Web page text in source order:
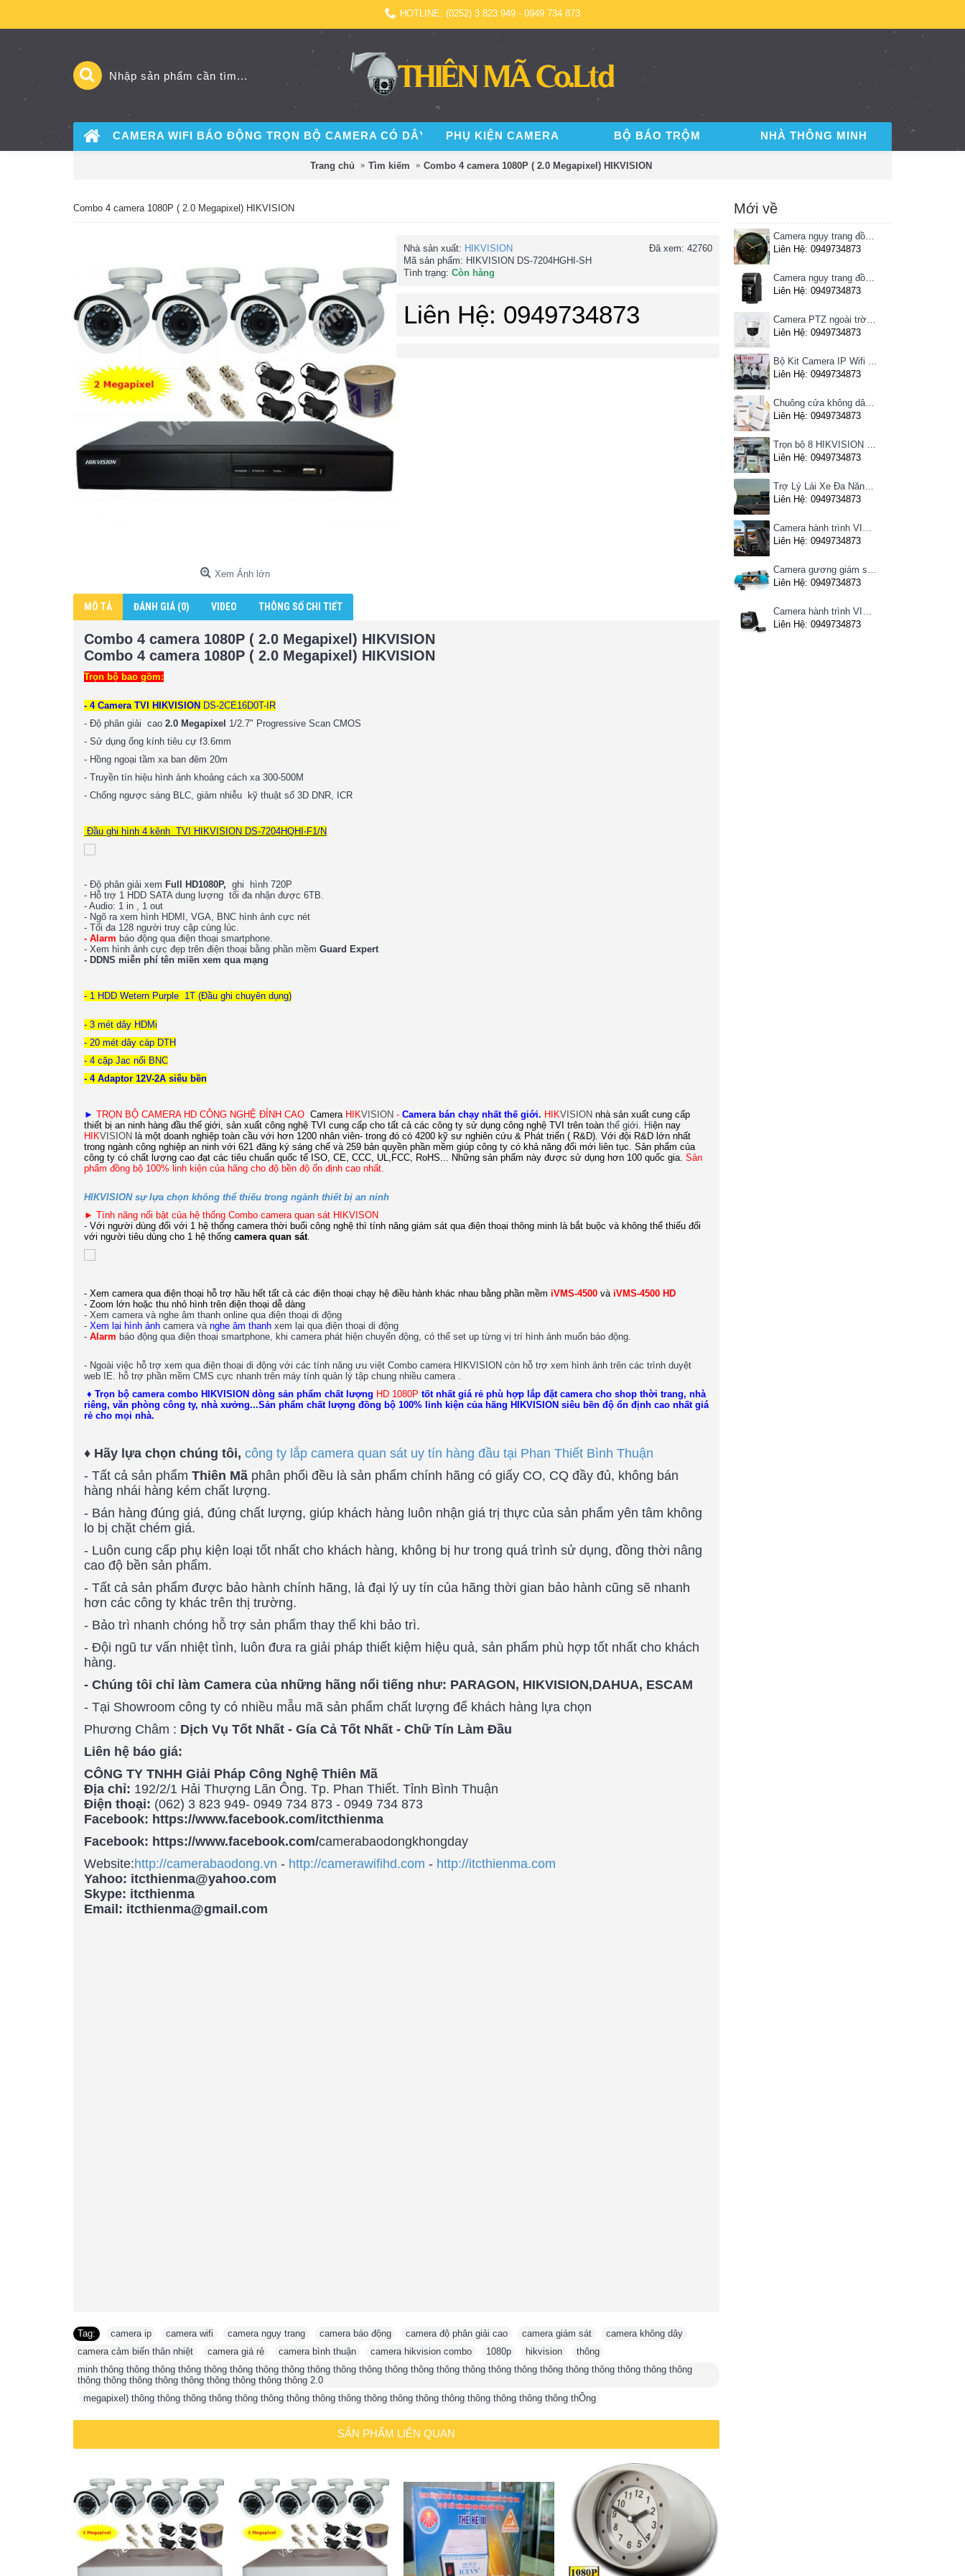
HOTLINE: (0252) 3 823 949 - 0949 734 873
CAMERA WIFI BÁO ĐỘNG TRỌN BỘ CAMERA CÓ DÂY PHỤ KIỆN CAMERA BỘ BÁO TRỘM NHÀ THÔNG MINH
Trang chủ Tìm kiếm Combo 4 camera 1080P ( 2.0 Megapixel) HIKVISION
Mới về
Camera ngụy trang đồng hồ treo tường
Liên Hệ: 0949734873
Camera ngụy trang đồng hồ để bàn
Liên Hệ: 0949734873
Camera PTZ ngoài trời Imou 4MP
Liên Hệ: 0949734873
Bộ Kit Camera IP Wifi HIKVISION
Liên Hệ: 0949734873
Chuông cửa không dây Pingron
Liên Hệ: 0949734873
Trọn bộ 8 HIKVISION giá rẻ
Liên Hệ: 0949734873
Trợ Lý Lái Xe Đa Năng Phiên Bản Màn Hình Taplo Tự Động
Liên Hệ: 0949734873
Camera hành trình VIETMAP C63 - Ghi hình phía trước, kết nối Wifi
Liên Hệ: 0949734873
Camera gương giám sát hành trình VIETMAP iDVR P1 định vị trực tuyến, kết nối cam lùi, Hotspot 3G
Liên Hệ: 0949734873
Camera hành trình VIETMAP C62- Ghi hình trước sau, kết nối Wifi
Liên Hệ: 0949734873
Combo 4 camera 1080P ( 2.0 Megapixel) HIKVISION
Xem Ảnh lớn
Đã xem: 42760
Nhà sản xuất: HIKVISION
Mã sản phẩm: HIKVISION DS-7204HGHI-SH
Tình trạng: Còn hàng
Liên Hệ: 0949734873
MÔ TẢ ĐÁNH GIÁ (0) VIDEO THÔNG SỐ CHI TIẾT
Combo 4 camera 1080P ( 2.0 Megapixel) HIKVISION
Combo 4 camera 1080P ( 2.0 Megapixel) HIKVISION
Trọn bộ bao gồm:
- 4 Camera TVI HIKVISION DS-2CE16D0T-IR
- Độ phân giải cao 2.0 Megapixel 1/2.7" Progressive Scan CMOS
- Sử dụng ống kính tiêu cự f3.6mm
- Hồng ngoại tầm xa ban đêm 20m
- Truyền tín hiệu hình ảnh khoảng cách xa 300-500M
- Chống ngược sáng BLC, giảm nhiễu kỹ thuật số 3D DNR, ICR
Đầu ghi hình 4 kênh TVI HIKVISION DS-7204HQHI-F1/N
- Độ phân giải xem Full HD1080P, ghi hình 720P
- Hỗ trợ 1 HDD SATA dung lượng tối đa nhận được 6TB.
- Audio: 1 in , 1 out
- Ngõ ra xem hình HDMI, VGA, BNC hình ảnh cực nét
- Tối đa 128 người truy cập cùng lúc.
- Alarm báo động qua điện thoại smartphone.
- Xem hình ảnh cực đẹp trên điện thoại bằng phần mềm Guard Expert
- DDNS miễn phí tên miền xem qua mạng
- 1 HDD Wetern Purple 1T (Đầu ghi chuyên dụng)
- 3 mét dây HDMi
- 20 mét dây cáp DTH
- 4 cặp Jac nối BNC
- 4 Adaptor 12V-2A siêu bền
► TRỌN BỘ CAMERA HD CÔNG NGHỆ ĐỈNH CAO Camera HIKVISION - Camera bán chạy nhất thế giới. HIKVISION nhà sản xuất cung cấp
thiết bị an ninh hàng đầu thế giới, sản xuất công nghệ TVI cung cấp cho tất cả các công ty sử dụng công nghệ TVI trên toàn thế giới. Hiện nay
HIKVISION là một doanh nghiệp toàn cầu với hơn 1200 nhân viên- trong đó có 4200 kỹ sư nghiên cứu & Phát triển ( R&D). Với đội R&D lớn nhất
trong ngành công nghiệp an ninh với 621 đăng ký sáng chế và 259 bản quyền phần mềm giúp công ty có khả năng đổi mới liên tục. Sản phẩm của
công ty có chất lượng cao đạt các tiêu chuẩn quốc tế ISO, CE, CCC, UL,FCC, RoHS... Những sản phẩm này được sử dụng hơn 100 quốc gia. Sản
phẩm đồng bộ 100% linh kiện của hãng cho độ bền độ ổn định cao nhất.
HIKVISION sự lựa chọn không thể thiếu trong ngành thiết bị an ninh
► Tình năng nổi bật của hệ thống Combo camera quan sát HIKVISON
- Với người dùng đối với 1 hệ thống camera thời buổi công nghệ thì tính năng giám sát qua điện thoại thông minh là bắt buộc và không thể thiếu đối
với người tiêu dùng cho 1 hệ thống camera quan sát.
- Xem camera qua điện thoại hỗ trợ hầu hết tất cả các điện thoại chạy hệ điều hành khác nhau bằng phần mềm iVMS-4500 vàiVMS-4500 HD
- Zoom lớn hoặc thu nhỏ hình trên điện thoại dễ dàng
- Xem camera và nghe âm thanh online qua điện thoại di động
- Xem lại hình ảnh camera và nghe âm thanh xem lại qua điện thoại di động
- Alarm báo động qua điện thoại smartphone, khi camera phát hiện chuyển động, có thể set up từng vị trí hình ảnh muốn báo động.
- Ngoài việc hỗ trợ xem qua điện thoại di động với các tính năng ưu việt Combo camera HIKVISION còn hỗ trợ xem hình ảnh trên các trình duyệt
web IE. hỗ trợ phần mềm CMS cực nhanh trên máy tính quản lý tập chung nhiều camera .
♦ Trọn bộ camera combo HIKVISION dòng sản phẩm chất lượng HD 1080P tốt nhất giá rẻ phù hợp lắp đặt camera cho shop thời trang, nhà
riêng, văn phòng công ty, nhà xưởng...Sản phẩm chất lượng đồng bộ 100% linh kiện của hãng HIKVISION siêu bền độ ổn định cao nhất giá
rẻ cho mọi nhà.
♦ Hãy lựa chọn chúng tôi, công ty lắp camera quan sát uy tín hàng đầu tại Phan Thiết Bình Thuận
- Tất cả sản phẩm Thiên Mã phân phối đều là sản phẩm chính hãng có giấy CO, CQ đầy đủ, không bán
hàng nhái hàng kém chất lượng.
- Bán hàng đúng giá, đúng chất lượng, giúp khách hàng luôn nhận giá trị thực của sản phẩm yên tâm không
lo bị chặt chém giá.
- Luôn cung cấp phụ kiện loại tốt nhất cho khách hàng, không bị hư trong quá trình sử dụng, đồng thời nâng
cao độ bền sản phẩm.
- Tất cả sản phẩm được bảo hành chính hãng, là đại lý uy tín của hãng thời gian bảo hành cũng sẽ nhanh
hơn các công ty khác trên thị trường.
- Bảo trì nhanh chóng hỗ trợ sản phẩm thay thế khi bảo trì.
- Đội ngũ tư vấn nhiệt tình, luôn đưa ra giải pháp thiết kiệm hiệu quả, sản phẩm phù hợp tốt nhất cho khách
hàng.
- Chúng tôi chỉ làm Camera của những hãng nổi tiếng như: PARAGON, HIKVISION,DAHUA, ESCAM
- Tại Showroom công ty có nhiều mẫu mã sản phẩm chất lượng để khách hàng lựa chọn
Phương Châm : Dịch Vụ Tốt Nhất - Gía Cả Tốt Nhất - Chữ Tín Làm Đầu
Liên hệ báo giá:
CÔNG TY TNHH Giải Pháp Công Nghệ Thiên Mã
Địa chỉ: 192/2/1 Hải Thượng Lãn Ông. Tp. Phan Thiết. Tỉnh Bình Thuận
Điện thoại: (062) 3 823 949- 0949 734 873 - 0949 734 873
Facebook: https://www.facebook.com/itcthienma
Facebook: https://www.facebook.com/camerabaodongkhongday
Website:http://camerabaodong.vn - http://camerawifihd.com - http://itcthienma.com
Yahoo: itcthienma@yahoo.com
Skype: itcthienma
Email: itcthienma@gmail.com
Tag: camera ip camera wifi camera ngụy trang camera báo động camera độ phân giải cao camera giám sát camera không dây
camera cảm biến thân nhiệt
camera giá rẻ camera bình thuận camera hikvision combo 1080p hikvision thông
minh thông thông thông thông thông thông thông thông thông thông thông thông thông thông thông thông thông thông thông thông thông thông thông
thông thông thông thông thông thông thông thông thông 2.0
megapixel) thông thông thông thông thông thông thông thông thông thông thông thông thông thông thông thông thông thÔng
SẢN PHẨM LIÊN QUAN